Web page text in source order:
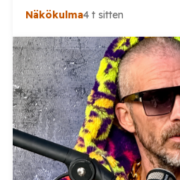
Tuusulassa järjestetyssä
karkuun. On vielä epäselvää
lähtemisen, mutta selkeästi
ylimitoitettua joka vaaransi
hengen. Sosiaalisessa
poliisi ajaa nuoren mopoilijan
Näkökulma4 t sitten